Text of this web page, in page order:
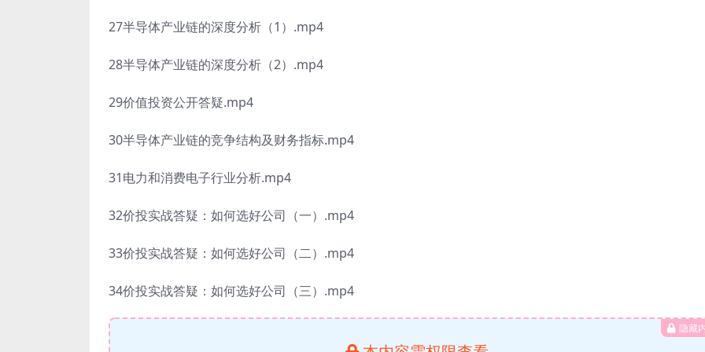
27半导体产业链的深度分析（1）.mp4
28半导体产业链的深度分析（2）.mp4
29价值投资公开答疑.mp4
30半导体产业链的竞争结构及财务指标.mp4
31电力和消费电子行业分析.mp4
32价投实战答疑：如何选好公司（一）.mp4
33价投实战答疑：如何选好公司（二）.mp4
34价投实战答疑：如何选好公司（三）.mp4
隐藏